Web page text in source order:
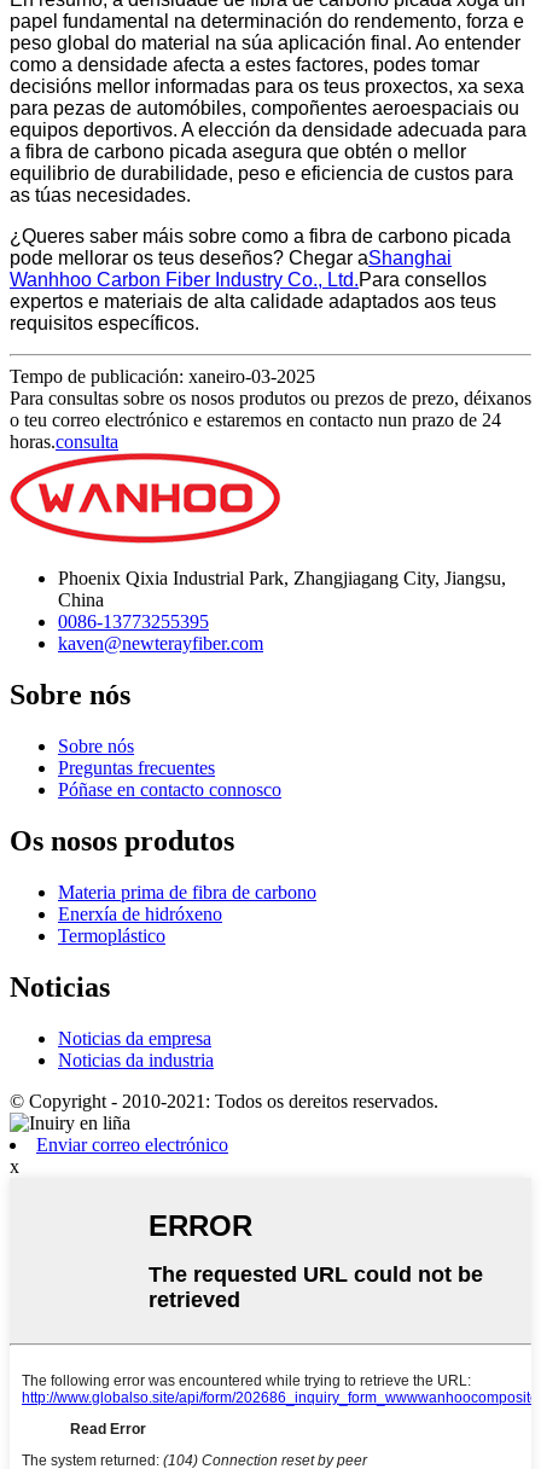
papel fundamental na determinación do rendemento, forza e
peso global do material na súa aplicación final. Ao entender
como a densidade afecta a estes factores, podes tomar
decisións mellor informadas para os teus proxectos, xa sexa
para pezas de automóbiles, compoñentes aeroespaciais ou
equipos deportivos. A elección da densidade adecuada para
a fibra de carbono picada asegura que obtén o mellor
equilibrio de durabilidade, peso e eficiencia de custos para
as túas necesidades.
¿Queres saber máis sobre como a fibra de carbono picada
pode mellorar os teus deseños? Chegar aShanghai
Wanhhoo Carbon Fiber Industry Co., Ltd.Para consellos
expertos e materiais de alta calidade adaptados aos teus
requisitos específicos.
Tempo de publicación: xaneiro-03-2025
Para consultas sobre os nosos produtos ou prezos de prezo, déixanos
o teu correo electrónico e estaremos en contacto nun prazo de 24
horas.consulta
Phoenix Qixia Industrial Park, Zhangjiagang City, Jiangsu,
China
0086-13773255395
kaven@newterayfiber.com
Sobre nós
Sobre nós
Preguntas frecuentes
Póñase en contacto connosco
Os nosos produtos
Materia prima de fibra de carbono
Enerxía de hidróxeno
Termoplástico
Noticias
Noticias da empresa
Noticias da industria
© Copyright - 2010-2021: Todos os dereitos reservados.
Enviar correo electrónico
x